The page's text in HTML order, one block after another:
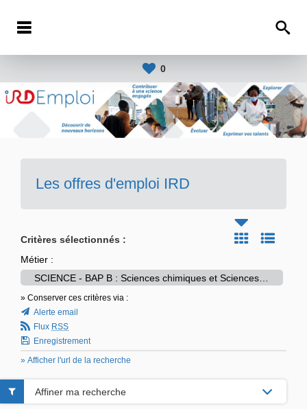
0
Les offres d'emploi IRD
Critères sélectionnés :
Métier :
» Conserver ces critères via :
Alerte email
Flux RSS
Enregistrement
» Afficher l'url de la recherche
Affiner ma recherche